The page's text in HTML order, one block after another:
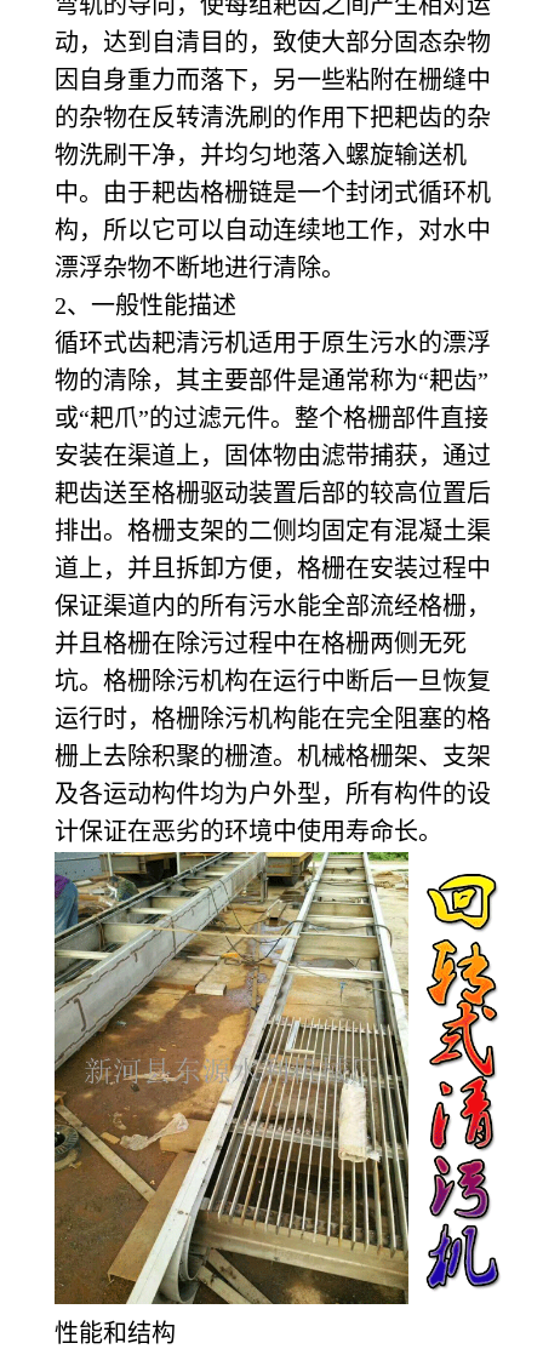
动，达到自清目的，致使大部分固态杂物
因自身重力而落下，另一些粘附在栅缝中
的杂物在反转清洗刷的作用下把耙齿的杂
物洗刷干净，并均匀地落入螺旋输送机
中。由于耙齿格栅链是一个封闭式循环机
构，所以它可以自动连续地工作，对水中
漂浮杂物不断地进行清除。
2、一般性能描述
循环式齿耙清污机适用于原生污水的漂浮
物的清除，其主要部件是通常称为“耙齿”
或“耙爪”的过滤元件。整个格栅部件直接
安装在渠道上，固体物由滤带捕获，通过
耙齿送至格栅驱动装置后部的较高位置后
排出。格栅支架的二侧均固定有混凝土渠
道上，并且拆卸方便，格栅在安装过程中
保证渠道内的所有污水能全部流经格栅，
并且格栅在除污过程中在格栅两侧无死
坑。格栅除污机构在运行中断后一旦恢复
运行时，格栅除污机构能在完全阻塞的格
栅上去除积聚的栅渣。机械格栅架、支架
及各运动构件均为户外型，所有构件的设
计保证在恶劣的环境中使用寿命长。
性能和结构